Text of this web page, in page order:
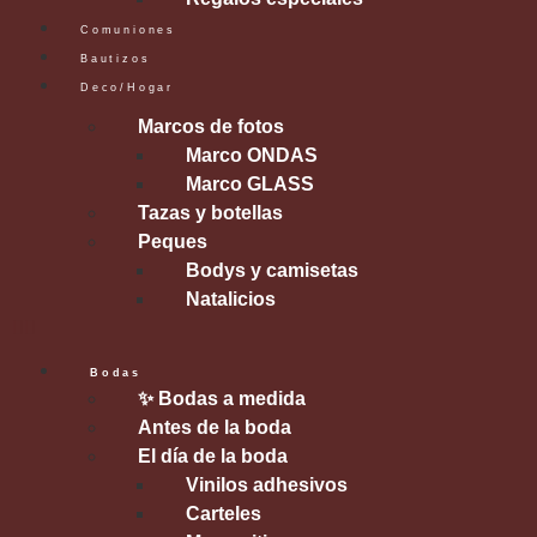
Comuniones
Bautizos
Deco/Hogar
Marcos de fotos
Marco ONDAS
Marco GLASS
Tazas y botellas
Peques
Bodys y camisetas
Natalicios
Bodas
✨ Bodas a medida
Antes de la boda
El día de la boda
Vinilos adhesivos
Carteles